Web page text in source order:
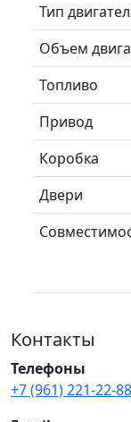
Тип
Объем
Топливо
Привод
Коробка
Двери
Контакты
Телефоны
+7 (961) 221-22-88